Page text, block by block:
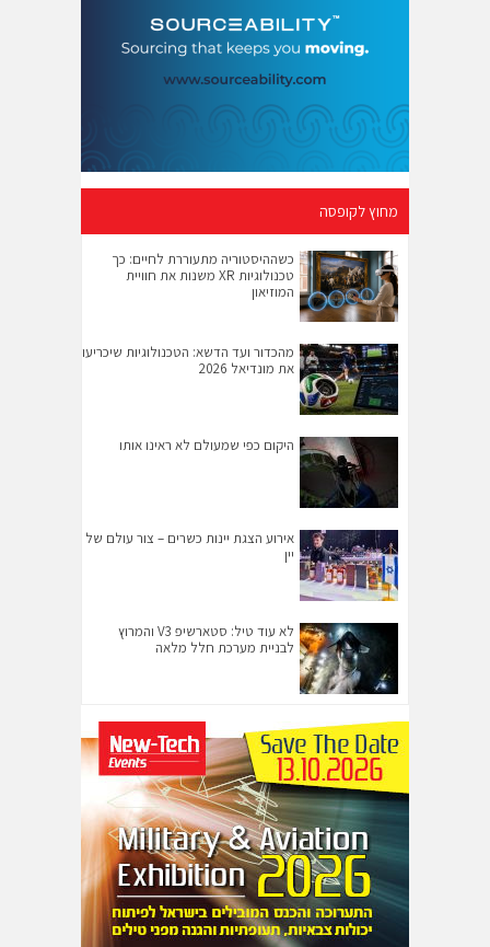
מחוץ לקופסה
כשההיסטוריה מתעוררת לחיים: כך
טכנולוגיות XR משנות את חוויית
המוזיאון
מהכדור ועד הדשא: הטכנולוגיות שיכריעו
את מונדיאל 2026
היקום כפי שמעולם לא ראינו אותו
אירוע הצגת יינות כשרים – צור עולם של
יין
לא עוד טיל: סטארשיפ V3 והמרוץ
לבניית מערכת חלל מלאה